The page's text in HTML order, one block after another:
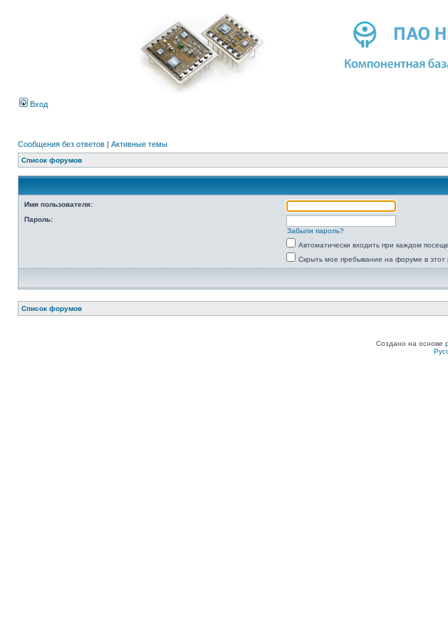
Вход
Сообщения без ответов | Активные темы
Список форумов
Имя пользователя:
Пароль:
Забыли пароль?
Автоматически входить при каждом
Скрыть мое пребывание на форуме в этот
Список форумов
Создано на основе